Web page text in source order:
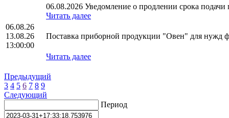
06.08.2026 Уведомление о продлении срока
Читать далее
06.08.26
13.08.26
13:00:00
Поставка приборной продукции "Овен" для
Читать далее
Предыдущий
3 4 5 6 7 8 9
Следующий
Период